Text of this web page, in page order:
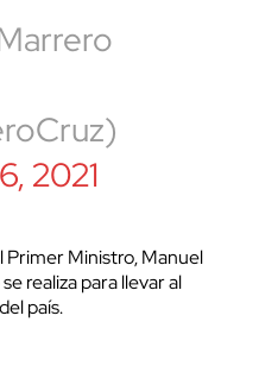
2021
Primer Ministro, Manuel
realiza para llevar al
país.